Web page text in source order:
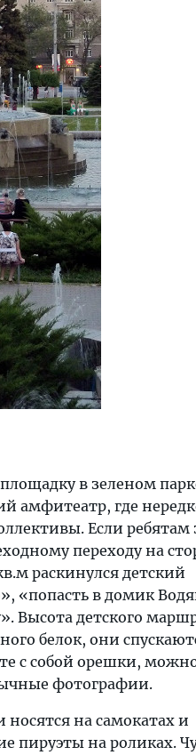
в зеленом
амфитеатр, где
Если ребятам
переходу на
раскинулся детский
«попасть в домик
Высота детского
белок, они
с собой орешки,
фотографии.
на самокатах и
пируэты на роликах.